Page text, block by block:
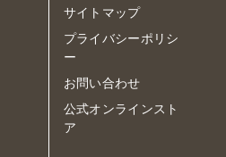
サイトマップ
プライバシーポリシ
ー
お問い合わせ
公式オンラインスト
ア